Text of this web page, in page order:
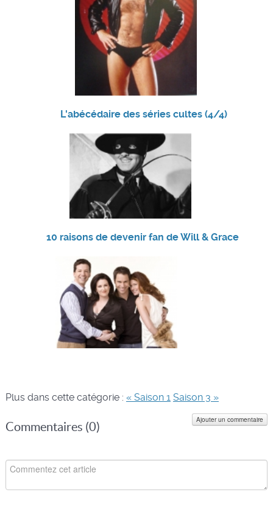
L'abécédaire des séries cultes (4/4)
10 raisons de devenir fan de Will & Grace
Plus dans cette catégorie : « Saison 1 Saison 3 »
Commentaires (0)
Ajouter un commentaire